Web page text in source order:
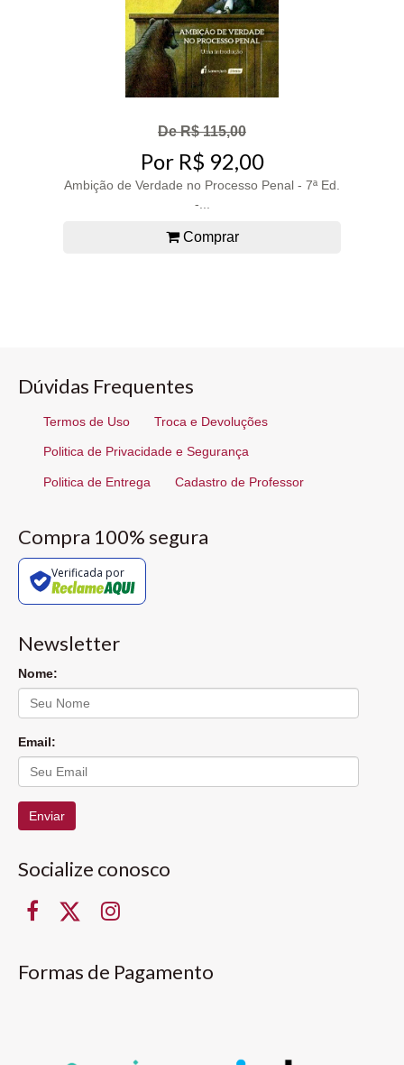
De R$ 115,00
Por R$ 92,00
Ambição de Verdade no Processo Penal - 7ª Ed.
-...
Comprar
Dúvidas Frequentes
Termos de Uso Troca e Devoluções
Politica de Privacidade e Segurança
Politica de Entrega Cadastro de Professor
Compra 100% segura
Verificada por
Newsletter
Nome:
Email:
Enviar
Socialize conosco
Formas de Pagamento